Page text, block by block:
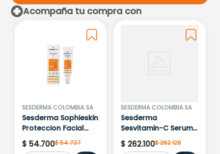
Por favor, inicia sesión para
escribir un comentario.
Más reciente
Acompaña tu compra con
SESDERMA COLOMBIA SA
Sesderma Sophieskin
Proteccion Facial
Kids Hypoallergenic
Spf 500 Moisturising
$ 54.700$54.737
SESDERMA COLOMBIA SA
Sesderma
Sesvitamin-C Serum
Liposomado x 30ml
$ 262.100$262.128